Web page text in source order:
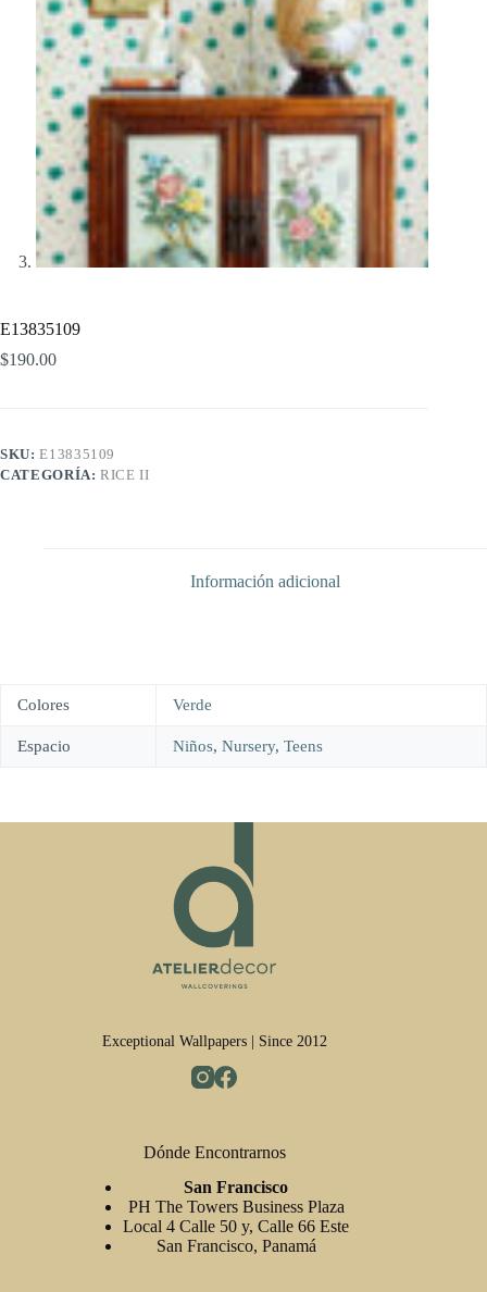
E13835109
$190.00
SKU:E13835109
CATEGORÍA:RICE II
Información adicional
Colores Verde
Espacio Niños, Nursery, Teens
Exceptional Wallpapers | Since 2012
Dónde Encontrarnos
San Francisco
PH The Towers Business Plaza
Local 4 Calle 50 y, Calle 66 Este
San Francisco, Panamá